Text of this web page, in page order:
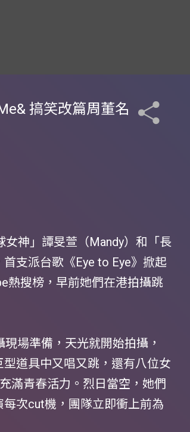
搞笑改篇周董名
女神」譚旻萱（Mandy）和「長
支派台歌《Eye to Eye》掀起
熱搜榜，早前她們在港拍攝跳
場準備，天光就開始拍攝，
道具中又唱又跳，還有八位女
滿青春活力。烈日當空，她們
次cut機，團隊立即衝上前為